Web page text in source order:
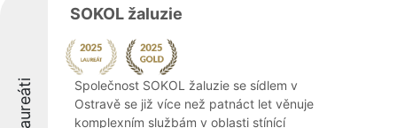
Laureáti
SOKOL žaluzie
Společnost SOKOL žaluzie se sídlem v
Ostravě se již více než patnáct let věnuje
komplexním službám v oblasti stínící